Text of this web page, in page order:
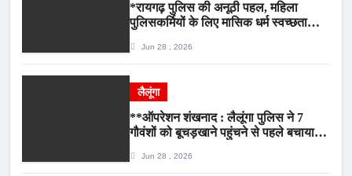
*रायगढ़ पुलिस की अनूठी पहल, महिला
पुलिसकर्मियों के लिए मासिक धर्म स्वच्छता
Jun 28 , 2026
लैलूंगा
**ऑपरेशन शंखनाद : लैलूंगा पुलिस ने 7
गौवंशों को बूचड़खाने पहुंचने से पहले बचाया,
Jun 28 , 2026